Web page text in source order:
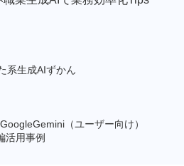
系生成AIずかん
GoogleGemini（ユーザー向け）
活用事例